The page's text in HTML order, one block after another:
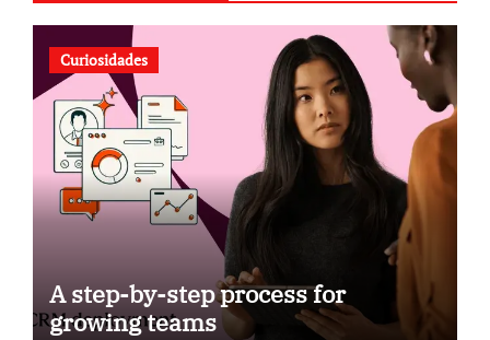
Curiosidades
A step-by-step process for
growing teams